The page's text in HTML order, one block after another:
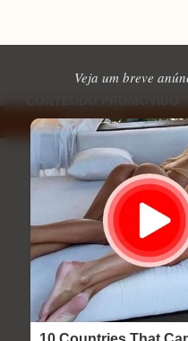
Veja um breve
EM ALTA
baixar: apps de namoro que
Home ›
Eletrônicos ⏱ 9 min
Review
como